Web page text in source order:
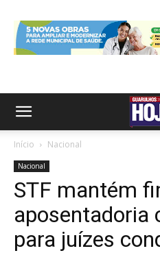
Início Nacional
Nacional
STF mantém
aposentadoria
para juízes